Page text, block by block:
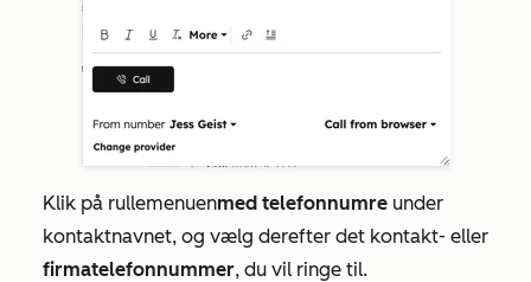
Klik på rullemenuenmed telefonnumre under
kontaktnavnet, og vælg derefter det kontakt- eller
firmatelefonnummer, du vil ringe til.